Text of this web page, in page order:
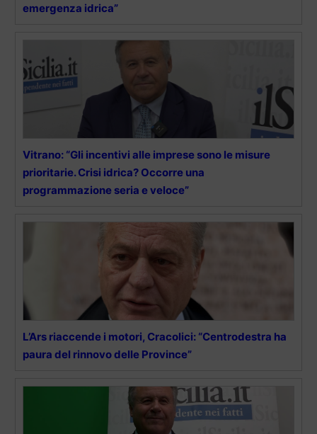
emergenza idrica”
Vitrano: “Gli incentivi alle imprese sono le misure
prioritarie. Crisi idrica? Occorre una
programmazione seria e veloce”
L’Ars riaccende i motori, Cracolici: “Centrodestra ha
paura del rinnovo delle Province”